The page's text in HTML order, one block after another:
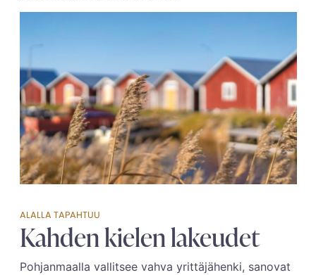
ALALLA TAPAHTUU
Kahden kielen lakeudet
Pohjanmaalla vallitsee vahva yrittäjähenki, sanovat